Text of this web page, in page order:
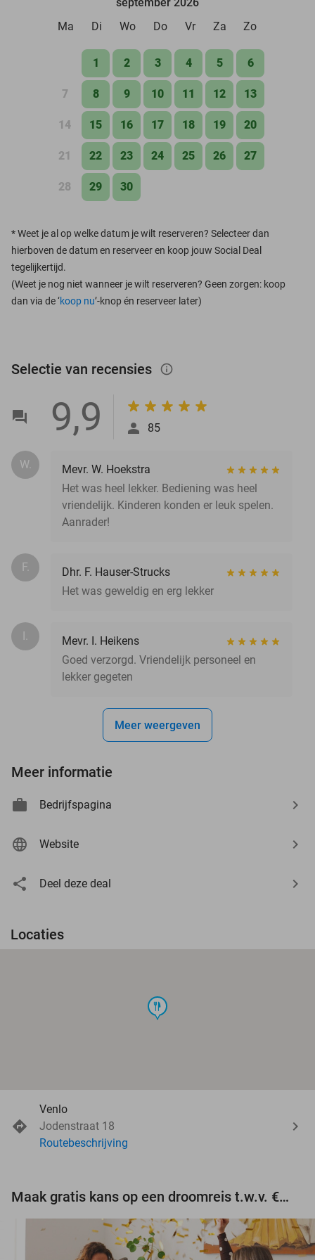
Ma
Di Wo Do Vr Za Zo
1 2 3 4 5 6
7 8 9 10 11 12 13
14 15 16 17 18 19 20
21 22 23 24 25 26 27
28 29 30
*Weet je al op welke datum je wilt reserveren? Selecteer dan
hierboven de datum en reserveer en koop jouw Social Deal
tegelijkertijd.
(Weet je nog niet wanneer je wilt reserveren? Geen zorgen: koop
dan via de ‘koop nu’-knop én reserveer later)
Selectie van recensies info_outlined
9,9 85
W.
Mevr. W. Hoekstra
Het was heel lekker. Bediening was heel
vriendelijk. Kinderen konden er leuk spelen.
Aanrader!
F.
Dhr. F. Hauser-Strucks
Het was geweldig en erg lekker
I.
Mevr. I. Heikens
Goed verzorgd. Vriendelijk personeel en
lekker gegeten
Meer weergeven
Meer informatie
Bedrijfspagina
Website
Deel deze deal
Locaties
food
Venlo
Jodenstraat 18
Routebeschrijving
Maak gratis kans op een droomreis t.w.v. €3.000!